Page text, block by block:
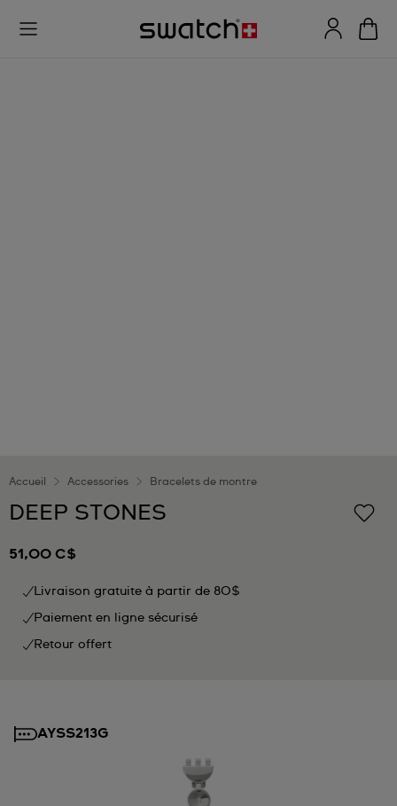
Accueil Accessories Bracelets de montre
DEEP STONES
51,00 C$
Livraison gratuite à partir de 80$
Paiement en ligne sécurisé
Retour offert
AYSS213G